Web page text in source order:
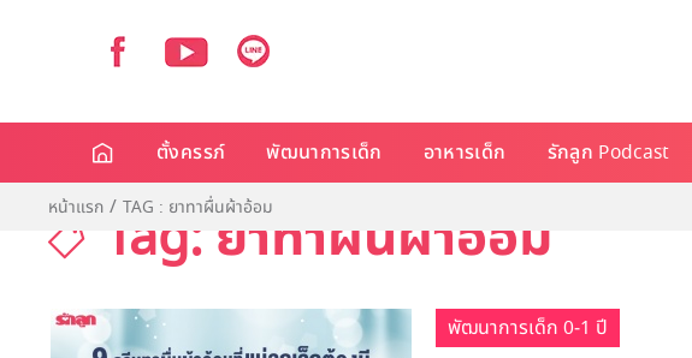
ตั้งครรภ์ พัฒนาการเด็ก อาหารเด็ก รักลูก Podcast
หน้าแรก TAG : ยาทาผื่นผ้าอ้อม
Tag: ยาทาผื่นผ้าอ้อม
พัฒนาการเด็ก 0-1 ปี